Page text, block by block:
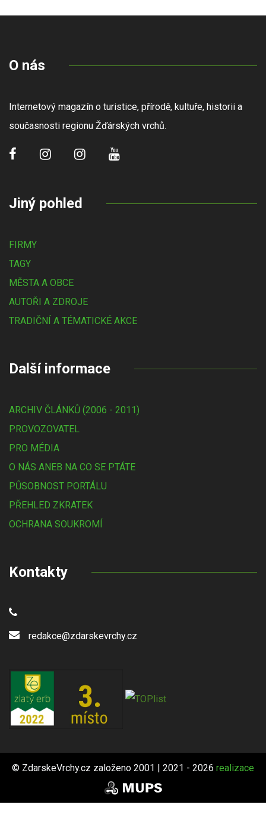
O nás
Internetový magazín o turistice, přírodě, kultuře, historii a
současnosti regionu Žďárských vrchů.
Jiný pohled
FIRMY
TAGY
MĚSTA A OBCE
AUTOŘI A ZDROJE
TRADIČNÍ A TÉMATICKÉ AKCE
Další informace
ARCHIV ČLÁNKŮ (2006 - 2011)
PROVOZOVATEL
PRO MÉDIA
O NÁS ANEB NA CO SE PTÁTE
PŮSOBNOST PORTÁLU
PŘEHLED ZKRATEK
OCHRANA SOUKROMÍ
Kontakty
redakce@zdarskevrchy.cz
© ZdarskeVrchy.cz založeno 2001 | 2021 - 2026 realizace